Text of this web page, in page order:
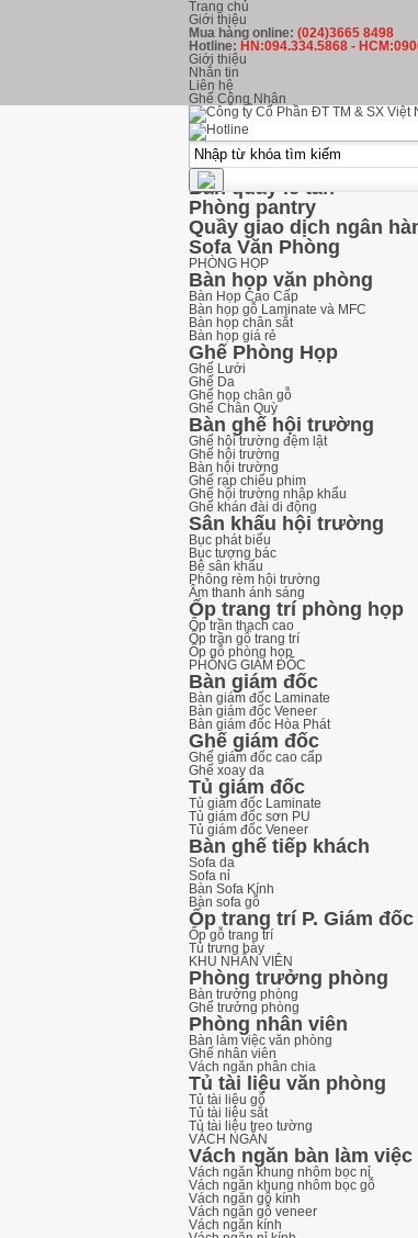
Trang chủ
Giới thiệu
Mua hàng online: (024)3665 8498
Hotline: HN:094.334.5868 -
Giới thiệu
Nhắn tin
Liên hệ
Ghế Công Nhân
kHU LỄ TÂN
Ghế Phòng Chờ
Ghế băng chờ inox
Ghế băng chờ nhựa
Ghế băng chờ Hòa Phát
Bàn quầy lễ tân
Phòng pantry
Quầy giao dịch ngân
Sofa Văn Phòng
PHÒNG HỌP
Bàn họp văn phòng
Bàn Họp Cao Cấp
Bàn họp gỗ Laminate và MFC
Bàn họp chân sắt
Bàn họp giá rẻ
Ghế Phòng Họp
Ghế Lưới
Ghế Da
Ghế họp chân gỗ
Ghế Chân Quỳ
Bàn ghế hội trường
Ghế hội trường đệm lật
Ghế hội trường
Bàn hội trường
Ghế rạp chiếu phim
Ghế hội trường nhập khẩu
Ghế khán đài di động
Sân khấu hội trường
Bục phát biểu
Bục tượng bác
Bệ sân khấu
Phông rèm hội trường
Âm thanh ánh sáng
Ốp trang trí phòng họp
Ốp trần thạch cao
Ốp trần gỗ trang trí
Ốp gỗ phòng họp
PHÒNG GIÁM ĐỐC
Bàn giám đốc
Bàn giám đốc Laminate
Bàn giám đốc Veneer
Bàn giám đốc Hòa Phát
Ghế giám đốc
Ghế giám đốc cao cấp
Ghế xoay da
Tủ giám đốc
Tủ giám đốc Laminate
Tủ giám đốc sơn PU
Tủ giám đốc Veneer
Bàn ghế tiếp khách
Sofa da
Sofa nỉ
Bàn Sofa Kính
Bàn sofa gỗ
Ốp trang trí P. Giám đốc
Ốp gỗ trang trí
Tủ trưng bày
KHU NHÂN VIÊN
Phòng trưởng phòng
Bàn trưởng phòng
Ghế trưởng phòng
Phòng nhân viên
Bàn làm việc văn phòng
Ghế nhân viên
Vách ngăn phân chia
Tủ tài liệu văn phòng
Tủ tài liệu gỗ
Tủ tài liệu sắt
Tủ tài liệu treo tường
VÁCH NGĂN
Vách ngăn bàn làm việc
Vách ngăn khung nhôm bọc nỉ
Vách ngăn khung nhôm bọc gỗ
Vách ngăn gỗ kính
Vách ngăn gỗ veneer
Vách ngăn kính